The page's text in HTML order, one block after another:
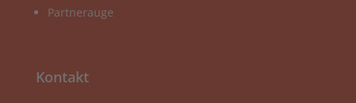
Partnerauge
Kontakt